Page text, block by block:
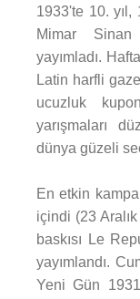
1933'te 10. yıl,
Mimar Sinan
yayımladı.
Latin harfli
ucuzluk
yarışmaları
dünya güzeli
En etkin
içindi (23
baskısı Le
yayımlandı.
Yeni Gün